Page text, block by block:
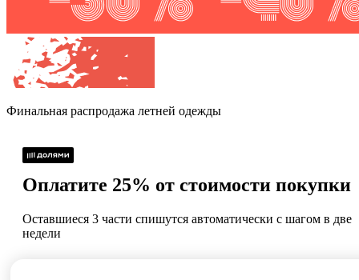
Финальная распродажа летней одежды
Оплатите 25% от стоимости покупки
Оставшиеся 3 части спишутся автоматически с шагом в две
недели